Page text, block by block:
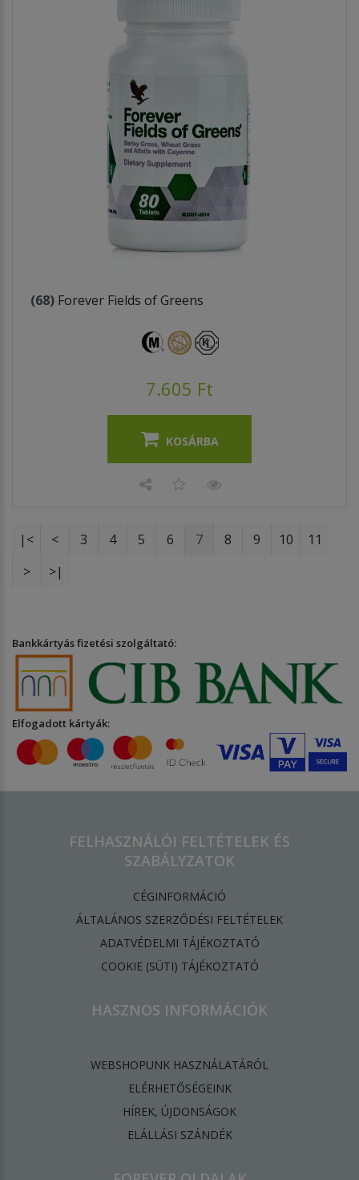
(68) Forever Fields of Greens
7.605 Ft
KOSÁRBA
|< < 3 4 5 6 7 8 9 10
11
>
>|
Bankkártyás fizetési szolgáltató:
Elfogadott kártyák:
FELHASZNÁLÓI FELTÉTELEK ÉS
SZABÁLYZATOK
CÉGINFORMÁCIÓ
ÁLTALÁNOS SZERZŐDÉSI FELTÉTELEK
ADATVÉDELMI TÁJÉKOZTATÓ
​COOKIE (SÜTI) TÁJÉKOZTATÓ
HASZNOS INFORMÁCIÓK
WEBSHOPUNK HASZNÁLATÁRÓL
ELÉRHETŐSÉGEINK
HÍREK, ÚJDONSÁGOK
ELÁLLÁSI SZÁNDÉK